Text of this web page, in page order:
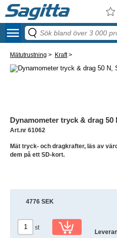
menu
Mätutrustning > Kraft>
Dynamometer tryck & drag 50
Art.nr 61062
Mät tryck- och dragkrafter, läs av
dem på ett SD-kort.
4776 SEK
st